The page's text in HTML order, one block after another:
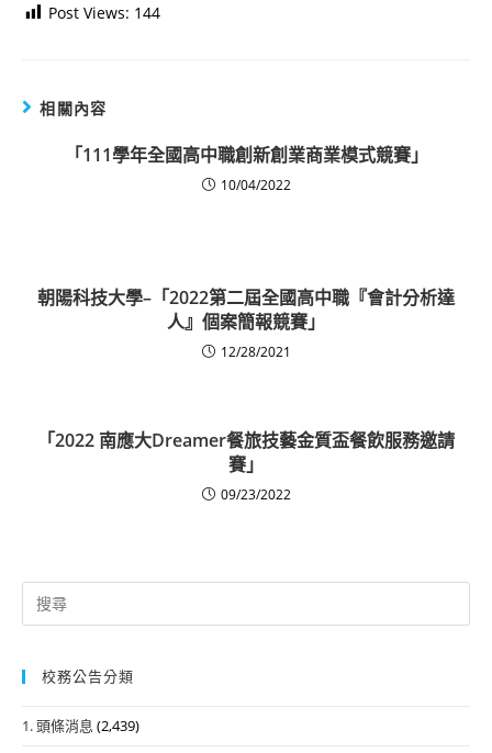
Post Views: 144
相關內容
「111學年全國高中職創新創業商業模式競賽」
10/04/2022
朝陽科技大學–「2022第二屆全國高中職『會計分析達
人』個案簡報競賽」
12/28/2021
「2022 南應大Dreamer餐旅技藝金質盃餐飲服務邀請
賽」
09/23/2022
Search
for:
校務公告分類
1. 頭條消息 (2,439)